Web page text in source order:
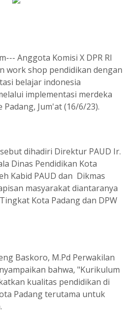
Anggota Komisi X DPR RI
work shop pendidikan dengan
belajar indonesia
implementasi merdeka
Jum'at (16/6/23).
dihadiri Direktur PAUD Ir.
Dinas Pendidikan Kota
Kabid PAUD dan Dikmas
masyarakat diantaranya
Kota Padang dan DPW
Baskoro, M.Pd Perwakilan
bahwa, "Kurikulum
kualitas pendidikan di
Padang terutama untuk